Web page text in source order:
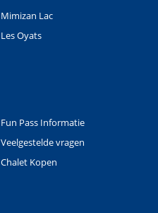
Mimizan Lac
Les Oyats
Fun Pass Informatie
Veelgestelde vragen
Chalet Kopen